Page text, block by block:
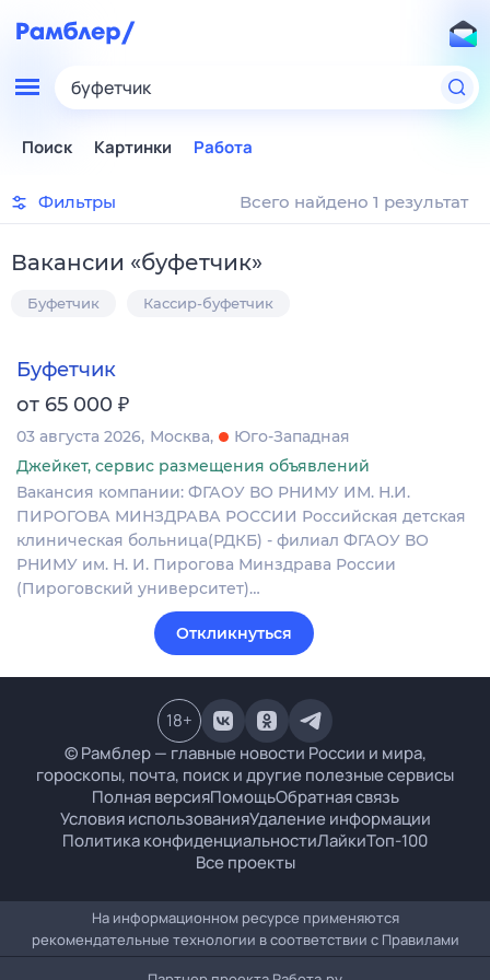
буфетчик
Поиск Картинки Работа
Фильтры Всего найдено 1 результат
Вакансии «буфетчик»
Буфетчик Кассир-буфетчик
Буфетчик
от 65 000 ₽
03 августа 2026 Москва
Юго-Западная
Джейкет, сервис размещения объявлений
Вакансия компании: ФГАОУ ВО РНИМУ ИМ. Н.И.
ПИРОГОВА МИНЗДРАВА РОССИИ Российская детская
клиническая больница(РДКБ) - филиал ФГАОУ ВО
РНИМУ им. Н. И. Пирогова Минздрава России
(Пироговский университет)…
Откликнуться
© Рамблер — главные новости России и мира,
гороскопы, почта, поиск и другие полезные сервисы
Полная версияПомощьОбратная связь
Условия использованияУдаление информации
Политика конфиденциальностиЛайкиТоп-100
Все проекты
18+
На информационном ресурсе применяются
рекомендательные технологии в соответствии с Правилами